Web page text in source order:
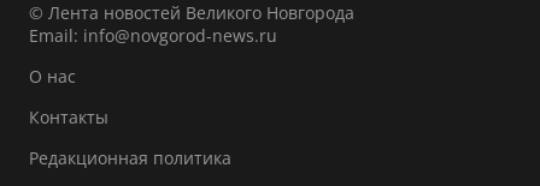
© Лента новостей Великого Новгорода
Email: info@novgorod-news.ru
О нас
Контакты
Редакционная политика